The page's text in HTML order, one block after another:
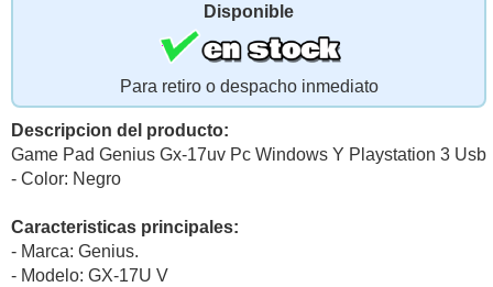
Disponible
Para retiro o despacho inmediato
Descripcion del producto:
Game Pad Genius Gx-17uv Pc Windows Y Playstation 3 Usb
- Color: Negro
Caracteristicas principales:
- Marca: Genius.
- Modelo: GX-17U V